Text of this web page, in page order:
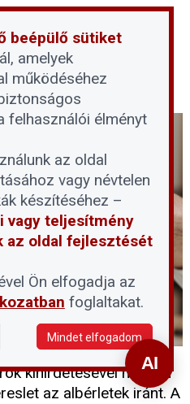
közölt a
NAV
kihirdetésével minden
az albérletek iránt. A
beépülő sütiket
amelyek
működéséhez
felhasználói élményt
az oldal
vagy névtelen
készítéséhez –
vagy teljesítmény
az oldal fejlesztését
Ön elfogadja az
foglaltakat.
Mindet elfogadom